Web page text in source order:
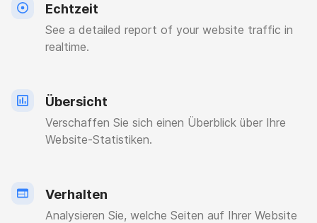
Echtzeit
See a detailed report of your website traffic in
realtime.
Übersicht
Verschaffen Sie sich einen Überblick über Ihre
Website-Statistiken.
Verhalten
Analysieren Sie, welche Seiten auf Ihrer Website